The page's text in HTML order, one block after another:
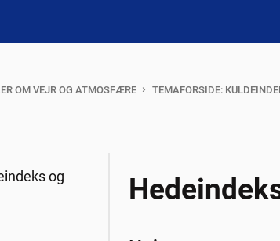
OM VEJR OG ATMOSFÆRE TEMAFORSIDE:
og